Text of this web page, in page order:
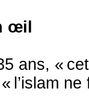
œil
ans, «
l’islam